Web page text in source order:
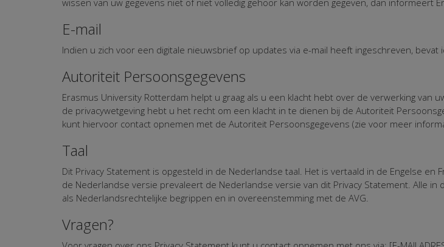
E-mail
Indien u zich voor een digitale nieuwsbrief op updates via e-mail heeft ingeschreven,
Autoriteit Persoonsgegevens
Erasmus University Rotterdam helpt u graag als u een klacht hebt over de verwerking van
de privacywetgeving hebt u het recht om een klacht in te dienen bij de Autoriteit
kunt hiervoor contact opnemen met de Autoriteit Persoonsgegevens (zie voor meer
Taal
Dit Privacy Statement is opgesteld in de Nederlandse taal. Het is vertaald in de Engelse
de Nederlandse versie prevaleert de Nederlandse versie van dit Privacy Statement. Alle
als Nederlandsrechtelijke begrippen en in overeenstemming met de AVG.
Vragen?